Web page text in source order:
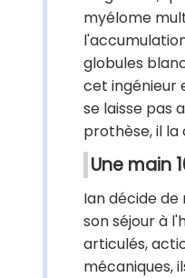
myélome
globules
cet ingénieur
se laisse pas
prothèse, il la
Une main
Ian décide
son séjour à
articulés,
mécaniques,